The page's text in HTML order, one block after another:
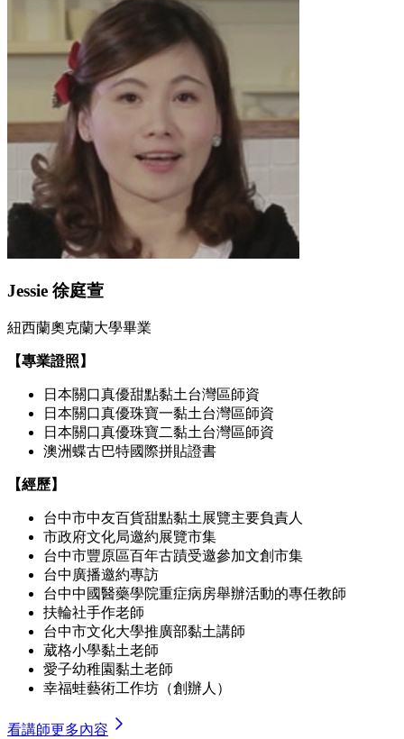
Jessie 徐庭萱
紐西蘭奧克蘭大學畢業
【專業證照】
日本關口真優甜點黏土台灣區師資
日本關口真優珠寶一黏土台灣區師資
日本關口真優珠寶二黏土台灣區師資
澳洲蝶古巴特國際拼貼證書
【經歷】
台中市中友百貨甜點黏土展覽主要負責人
市政府文化局邀約展覽市集
台中市豐原區百年古蹟受邀參加文創市集
台中廣播邀約專訪
台中中國醫藥學院重症病房舉辦活動的專任教師
扶輪社手作老師
台中市文化大學推廣部黏土講師
葳格小學黏土老師
愛子幼稚園黏土老師
幸福蛙藝術工作坊（創辦人）
看講師更多內容